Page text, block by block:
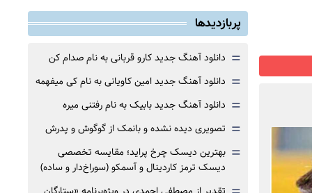
پربازدیدها
= دانلود آهنگ جدید کارو قربانی به نام صدام کن
= دانلود آهنگ جدید امین کاویانی به نام کی میفهمه
= دانلود آهنگ جدید بابیک به نام رفتنی میره
= تصویری دیده نشده و بانمک از گوگوش و پدرش
= بهترین دیسک چرخ پراید؛ مقایسه تخصصی
دیسک ترمز کاردینال و آسمکو (سوراخ‌دار و ساده)